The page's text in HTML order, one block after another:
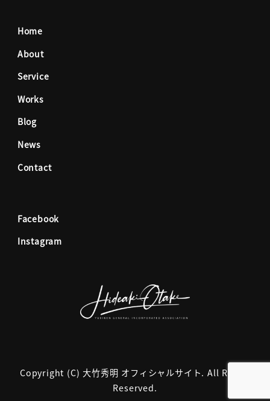
Home
About
Service
Works
Blog
News
Contact
Facebook
Instagram
Copyright (C) 大竹秀明 オフィシャルサイト. All Rights
Reserved.